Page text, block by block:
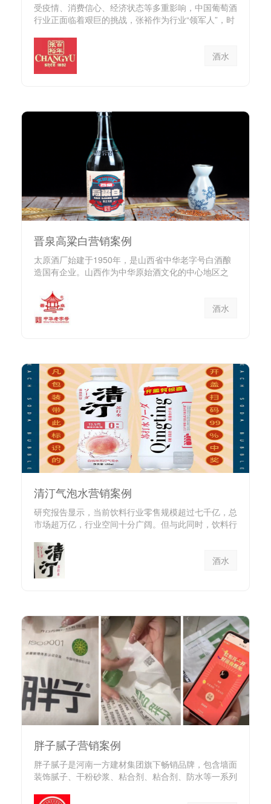
受疫情、消费信心、经济状态等多重影响，中国葡萄酒
行业正面临着艰巨的挑战，张裕作为行业“领军人”，时
酒水
晋泉高粱白营销案例
太原酒厂始建于1950年，是山西省中华老字号白酒酿
造国有企业。山西作为中华原始酒文化的中心地区之
酒水
清汀气泡水营销案例
研究报告显示，当前饮料行业零售规模超过七千亿，总
市场超万亿，行业空间十分广阔。但与此同时，饮料行
酒水
胖子腻子营销案例
胖子腻子是河南一方建材集团旗下畅销品牌，包含墙面
装饰腻子、干粉砂浆、粘合剂、粘合剂、防水等一系列